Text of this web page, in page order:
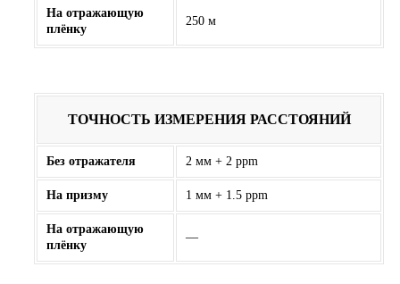
На отражающую
плёнку
250 м
ТОЧНОСТЬ ИЗМЕРЕНИЯ РАССТОЯНИЙ
Без отражателя 2 мм + 2 ppm
На призму 1 мм + 1.5 ppm
На отражающую
плёнку
—